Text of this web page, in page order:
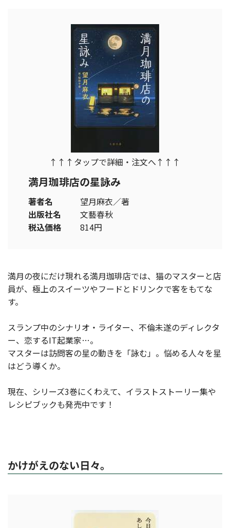
↑↑↑タップで詳細・注文へ↑↑↑
満月珈琲店の星詠み
著者名
望月麻衣／著
出版社名
文藝春秋
税込価格
814円
満月の夜にだけ現れる満月珈琲店では、猫のマスターと店
員が、極上のスイーツやフードとドリンクで客をもてな
す。
スランプ中のシナリオ・ライター、不倫未遂のディレクタ
ー、恋するIT起業家…。
マスターは訪問客の星の動きを「詠む」。悩める人々を星
はどう導くか。
現在、シリーズ3巻にくわえて、イラストストーリー集や
レシピブックも発売中です！
かけがえのない日々。